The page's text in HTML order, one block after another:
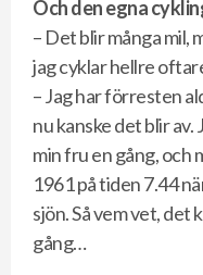
Och den egna
– Det blir många mil,
jag cyklar hellre
– Jag har förresten
nu kanske det blir av.
min fru en gång, och
1961 på tiden 7.44
sjön. Så vem vet,
gång…